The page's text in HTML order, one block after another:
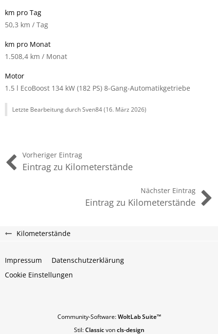
km pro Tag
50,3 km / Tag
km pro Monat
1.508,4 km / Monat
Motor
1.5 l EcoBoost 134 kW (182 PS) 8-Gang-Automatikgetriebe
Letzte Bearbeitung durch Sven84 (16. März 2026)
Vorheriger Eintrag
Eintrag zu Kilometerstände
Nächster Eintrag
Eintrag zu Kilometerstände
Kilometerstände
Impressum
Datenschutzerklärung
Cookie Einstellungen
Community-Software:WoltLab Suite™
Stil:Classicvoncls-design